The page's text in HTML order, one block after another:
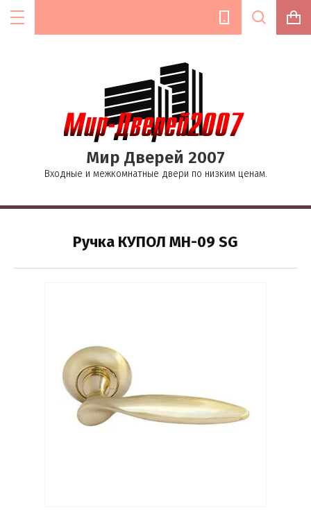
Мир Дверей 2007
Входные и межкомнатные двери по низким ценам.
Ручка КУПОЛ MH-09 SG
Цена (руб.):
Название:
Производитель:
Выберите...